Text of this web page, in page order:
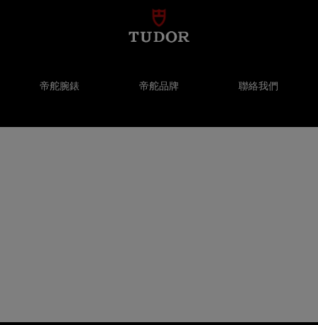
帝舵腕錶 帝舵品牌 聯絡我們